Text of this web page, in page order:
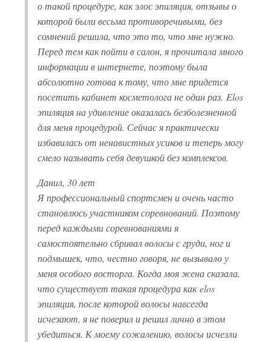
о такой процедуре, какэлосэпиляция, отзывы о
которой были весьма противоречивыми, без
сомнений решила, что это то, что мне нужно.
Перед тем как пойти в салон, я прочитала много
информации в интернете, поэтому была
абсолютно готова к тому, что мне придется
посетить кабинет косметолога не один раз. Elos
эпиляция на удивление оказалась безболезненной
для меня процедурой. Сейчас я практически
избавилась от ненавистных усиков и теперь могу
смело называть себя девушкой без комплексов.
Данил, 30 лет
Я профессиональный спортсмен и очень часто
становлюсь участником соревнований. Поэтому
перед каждыми соревнованиями я
самостоятельно сбривал волосы с груди, ног и
подмышек, что, честно говоря, не вызывало у
меня особого восторга. Когда моя жена сказала,
что существует такая процедура какelos
эпиляция, после которой волосы навсегда
исчезают, я не поверил и решил лично в этом
убедиться. К моему сожалению, волосы исчезли